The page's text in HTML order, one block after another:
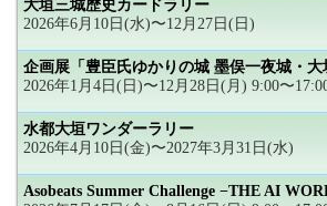
大垣三城歴史カードラリー
2026年6月10日(水)〜12月27日(日)
企画展「豊臣氏ゆかりの城 墨俣一夜城・大
2026年1月4日(日)〜12月28日(月) 9:00〜
水都大垣ワンダーラリー
2026年4月10日(金)〜2027年3月31日(水)
Asobeats Summer Challenge −THE AI